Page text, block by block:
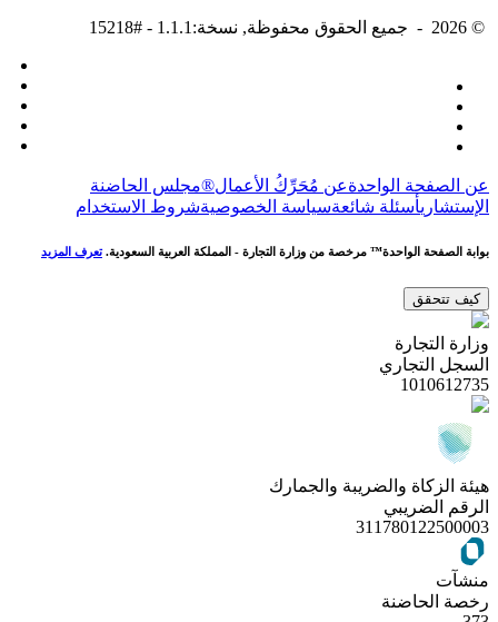
© 2026 - جميع الحقوق محفوظة, نسخة:1.1.1 - #15218
عن الصفحة الواحدةعن مُحَرِّكُ الأعمال®مجلس الحاضنة
الإستشاريأسئلة شائعةسياسة الخصوصيةشروط الاستخدام
بوابة الصفحة الواحدة™ مرخصة من وزارة التجارة - المملكة العربية السعودية.تعرف المزيد
كيف تتحقق
وزارة التجارة
السجل التجاري
1010612735
هيئة الزكاة والضريبة والجمارك
الرقم الضريبي
311780122500003
منشآت
رخصة الحاضنة